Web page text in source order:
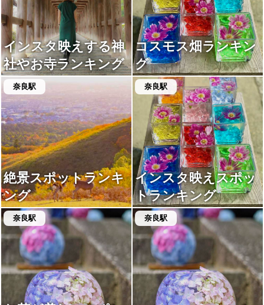
インスタ映えする神
社やお寺ランキング
コスモス畑ランキン
グ
奈良駅
絶景スポットランキ
ング
奈良駅
インスタ映えスポッ
トランキング
奈良駅 奈良駅